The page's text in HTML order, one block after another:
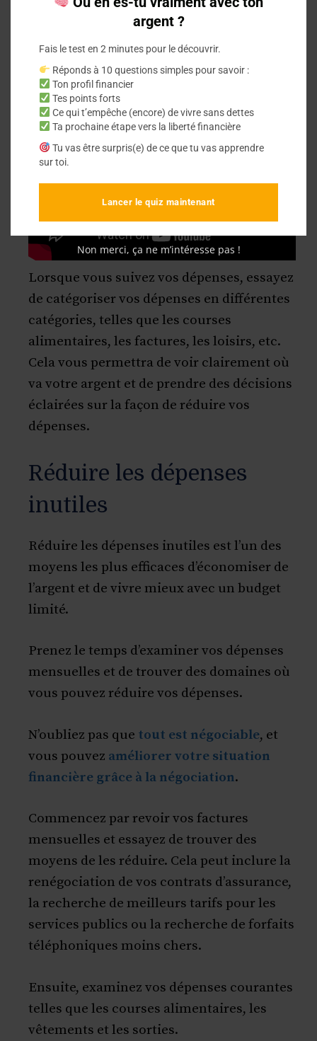
l’utiliser régulièrement.
Lorsque vous suivez vos dépenses, essayez
de catégoriser vos dépenses en différentes
catégories, telles que les courses
alimentaires, les factures, les loisirs, etc.
Cela vous permettra de voir clairement où
va votre argent et de prendre des décisions
éclairées sur la façon de réduire vos
dépenses.
Réduire les dépenses
inutiles
Réduire les dépenses inutiles est l’un des
moyens les plus efficaces d’économiser de
l’argent et de vivre mieux avec un budget
limité.
Prenez le temps d’examiner vos dépenses
mensuelles et de trouver des domaines où
vous pouvez réduire vos dépenses.
N’oubliez pas que tout est négociable, et
vous pouvez améliorer votre situation
financière grâce à la négociation.
Commencez par revoir vos factures
mensuelles et essayez de trouver des
moyens de les réduire. Cela peut inclure la
renégociation de vos contrats d’assurance,
la recherche de meilleurs tarifs pour les
services publics ou la recherche de forfaits
téléphoniques moins chers.
Ensuite, examinez vos dépenses courantes
telles que les courses alimentaires, les
vêtements et les sorties.
argent ?
Fais le test en 2 minutes pour le découvrir.
Réponds à 10 questions simples pour savoir :
Ton profil financier
Tes points forts
Ce qui t’empêche (encore) de vivre sans dettes
Ta prochaine étape vers la liberté financière
Tu vas être surpris(e) de ce que tu vas apprendre
sur toi.
Lancer le quiz maintenant
Non merci, ça ne m’intéresse pas !